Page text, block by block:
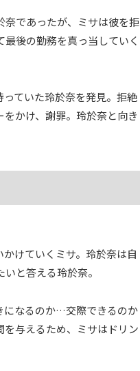
奈であったが、ミサは彼を拒
後の勤務を真っ当していく
ていた玲於奈を発見。拒絶
かけ、謝罪。玲於奈と向き
けていくミサ。玲於奈は自
と答える玲於奈。
になるのか…交際できるのか
与えるため、ミサはドリン